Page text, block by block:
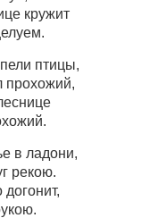
кружит
птицы,
прохожий,
в ладони,
рекою.